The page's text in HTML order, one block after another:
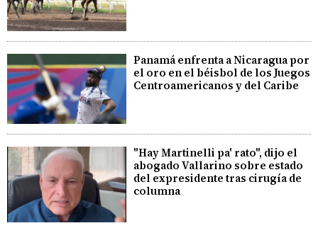
Panamá enfrenta a Nicaragua por
el oro en el béisbol de los Juegos
Centroamericanos y del Caribe
"Hay Martinelli pa' rato", dijo el
abogado Vallarino sobre estado
del expresidente tras cirugía de
columna